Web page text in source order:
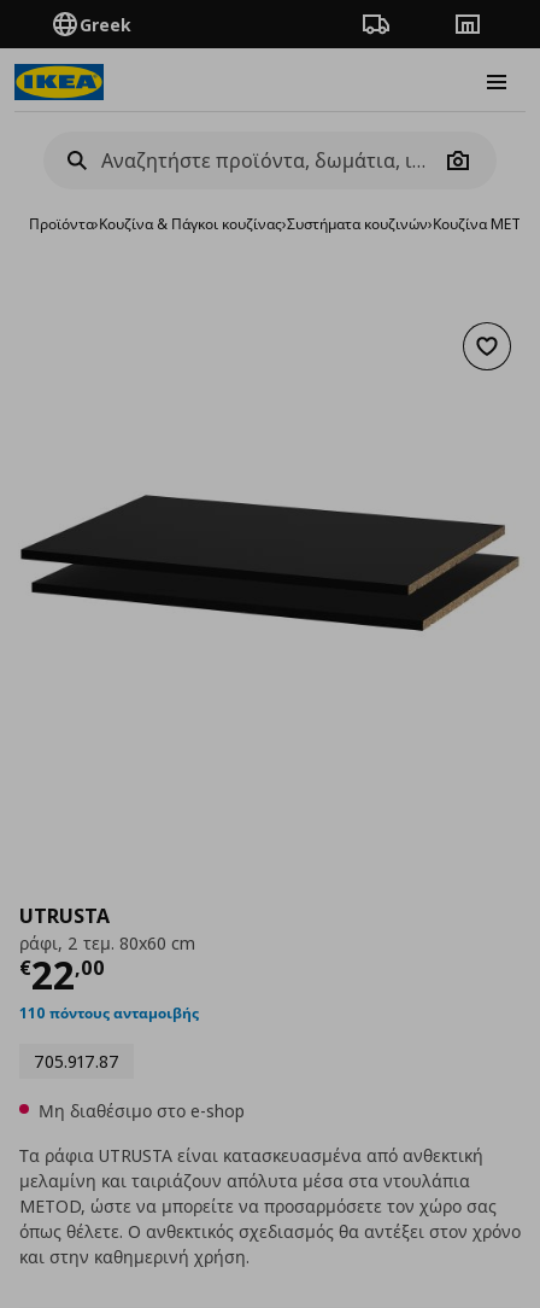
Greek Πορεία παραγγελίας
Camera
Προϊόντα›Κουζίνα & Πάγκοι κουζίνας›Συστήματα κουζινών›Κουζίνα
UTRUSTA
ράφι, 2 τεμ. 80x60 cm
€22,00
Τρέχουσα τιμή
110 πόντους ανταμοιβής
705.917.87
Μη διαθέσιμο στο e-shop
Τα ράφια UTRUSTA είναι κατασκευασμένα από ανθεκτική
μελαμίνη και ταιριάζουν απόλυτα μέσα στα ντουλάπια
METOD, ώστε να μπορείτε να προσαρμόσετε τον χώρο σας
όπως θέλετε. Ο ανθεκτικός σχεδιασμός θα αντέξει στον χρόνο
και στην καθημερινή χρήση.